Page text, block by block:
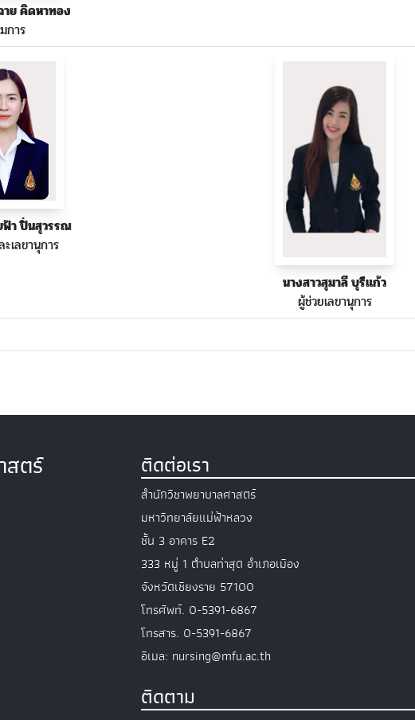
าย คิดหาทอง
การ
ฟ้า ปิ่นสุวรรณ
เลขานุการ
นางสาวสุมาลี บุรีแก้ว
ผู้ช่วยเลขานุการ
สตร์ ติดต่อเรา
สำนักวิชาพยาบาลศาสตร์
มหาวิทยาลัยแม่ฟ้าหลวง
ชั้น 3 อาคาร E2
333 หมู่ 1 ตำบลท่าสุด อำเภอเมือง
จังหวัดเชียงราย 57100
โทรศัพท์. 0-5391-6867
โทรสาร. 0-5391-6867
อีเมล: nursing@mfu.ac.th
ติดตาม